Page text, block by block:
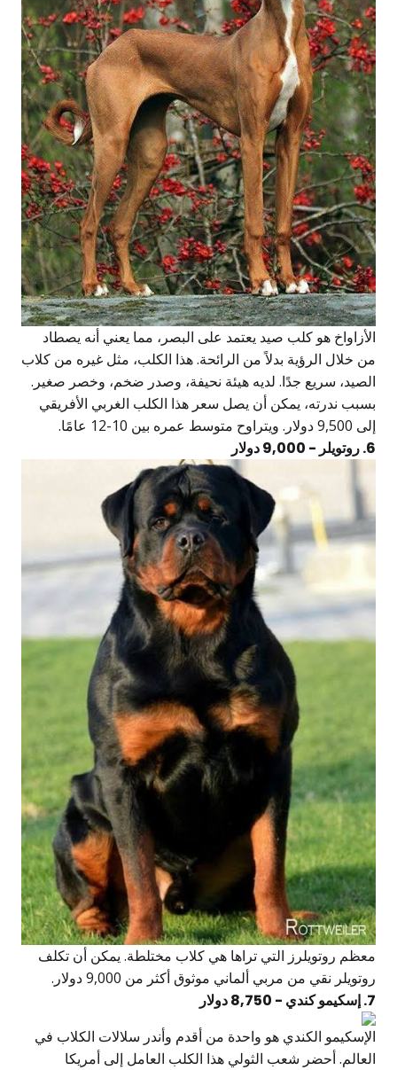
الأزاواخ هو كلب صيد يعتمد على البصر، مما يعني أنه يصطاد
من خلال الرؤية بدلاً من الرائحة. هذا الكلب، مثل غيره من كلاب
الصيد، سريع جدًا. لديه هيئة نحيفة، وصدر ضخم، وخصر صغير.
بسبب ندرته، يمكن أن يصل سعر هذا الكلب الغربي الأفريقي
إلى 9,500 دولار. ويتراوح متوسط عمره بين 10-12 عامًا.
6. روتويلر - 9,000 دولار
معظم روتويلرز التي تراها هي كلاب مختلطة. يمكن أن تكلف
روتويلر نقي من مربي ألماني موثوق أكثر من 9,000 دولار.
7. إسكيمو كندي - 8,750 دولار
الإسكيمو الكندي هو واحدة من أقدم وأندر سلالات الكلاب في
العالم. أحضر شعب الثولي هذا الكلب العامل إلى أمريكا